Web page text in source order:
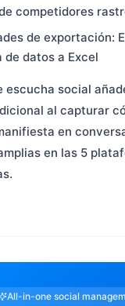
competidores
de exportación:
de datos a Excel
escucha social
al capturar
en
en las 5
All-in-one social